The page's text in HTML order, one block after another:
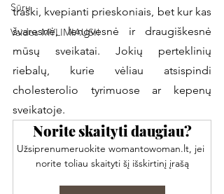
Sūru
Vaidos MYLIMIAUSI!
traški, kvepianti prieskoniais, bet kur kas
švaresnė, lengvesnė ir draugiškesnė
mūsų sveikatai. Jokių perteklinių
riebalų, kurie vėliau atsispindi
cholesterolio tyrimuose ar kepenų
sveikatoje.
Norite skaityti daugiau?
Užsiprenumeruokite womantowoman.lt, jei
norite toliau skaityti šį išskirtinį įrašą